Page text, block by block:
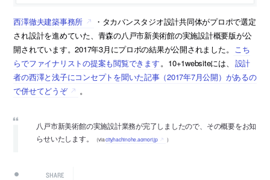
西澤徹夫建築事務所
・タカバンスタジオ設計共同体がプロポで選定
され設計を進めていた、青森の八戸市新美術館の実施設計概要版が公
開されています。2017年3月にプロポの結果が公開されました。
こち
らでファイナリストの提案も閲覧できます 。10+1websiteには、
設計
者の西澤と浅子にコンセプトを聞いた記事（2017年7月公開）があるの
で併せてどうぞ
。
八戸市新美術館の実施設計業務が完了しましたので、その概要をお知
らせいたします。
（viacity.hachinohe.aomori.jp ）
SHARE